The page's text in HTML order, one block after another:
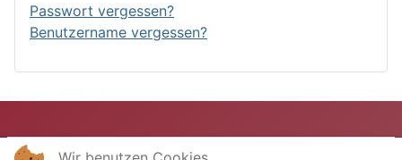
Passwort vergessen?
Benutzername vergessen?